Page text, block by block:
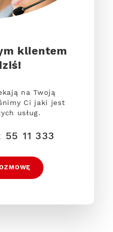
klientem
na Twoją
Ci jaki jest
usług.
55 11 333